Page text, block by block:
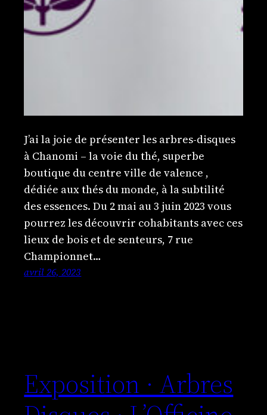
J’ai la joie de présenter les arbres-disques
à Chanomi – la voie du thé, superbe
boutique du centre ville de valence ,
dédiée aux thés du monde, à la subtilité
des essences. Du 2 mai au 3 juin 2023 vous
pourrez les découvrir cohabitants avec ces
lieux de bois et de senteurs, 7 rue
Championnet…
avril 26, 2023
Exposition · Arbres